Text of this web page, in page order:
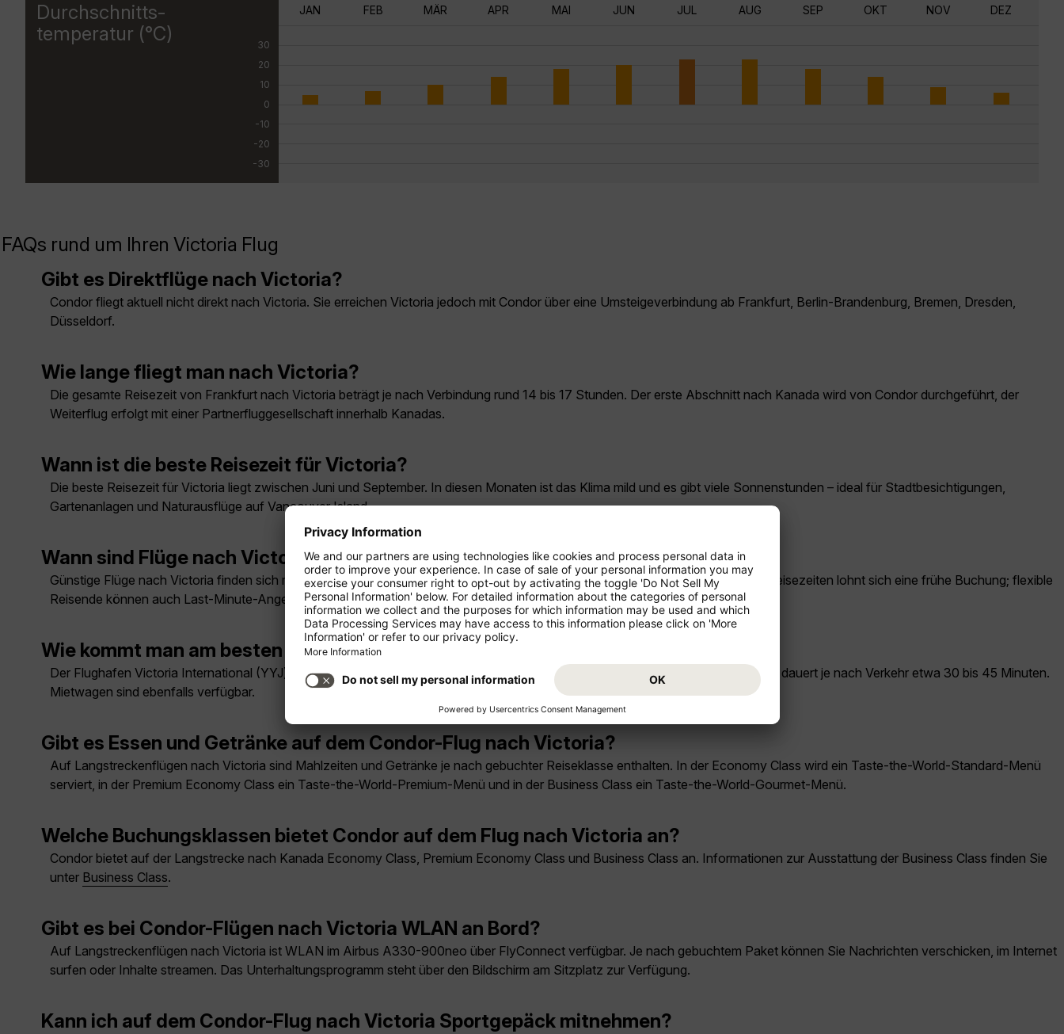
Durchschnitts-
temperatur (°C)
30
20
10
0
-10
-20
-30
JAN FEB MÄR APR MAI JUN JUL AUG SEP OKT NOV DEZ
FAQs rund um Ihren Victoria Flug
Gibt es Direktflüge nach Victoria?
Condor fliegt aktuell nicht direkt nach Victoria. Sie erreichen Victoria jedoch mit Condor über eine Umsteigeverbindung ab Frankfurt, Berlin-Brandenburg, Bremen, Dresden,
Düsseldorf.
Wie lange fliegt man nach Victoria?
Die gesamte Reisezeit von Frankfurt nach Victoria beträgt je nach Verbindung rund 14 bis 17 Stunden. Der erste Abschnitt nach Kanada wird von Condor durchgeführt, der
Weiterflug erfolgt mit einer Partnerfluggesellschaft innerhalb Kanadas.
Wann ist die beste Reisezeit für Victoria?
Die beste Reisezeit für Victoria liegt zwischen Juni und September. In diesen Monaten ist das Klima mild und es gibt viele Sonnenstunden – ideal für Stadtbesichtigungen,
Gartenanlagen und Naturausflüge auf Vancouver Island.
Wann sind Flüge nach Victoria am günstigsten?
Günstige Flüge nach Victoria finden sich meist außerhalb der Ferienzeiten und bei flexiblen Reisedaten. Für stark nachgefragte Reisezeiten lohnt sich eine frühe Buchung; flexible
Reisende können auch Last-Minute-Angebote prüfen.
Wie kommt man am besten vom Flughafen ins Zentrum von Victoria?
Der Flughafen Victoria International (YYJ) liegt rund 25 Kilometer nördlich der Innenstadt. Die Fahrt mit dem Taxi oder Shuttlebus dauert je nach Verkehr etwa 30 bis 45 Minuten.
Mietwagen sind ebenfalls verfügbar.
Gibt es Essen und Getränke auf dem Condor-Flug nach Victoria?
Auf Langstreckenflügen nach Victoria sind Mahlzeiten und Getränke je nach gebuchter Reiseklasse enthalten. In der Economy Class wird ein Taste-the-World-Standard-Menü
serviert, in der Premium Economy Class ein Taste-the-World-Premium-Menü und in der Business Class ein Taste-the-World-Gourmet-Menü.
Welche Buchungsklassen bietet Condor auf dem Flug nach Victoria an?
Condor bietet auf der Langstrecke nach Kanada Economy Class, Premium Economy Class und Business Class an. Informationen zur Ausstattung der Business Class finden Sie
unter Business Class.
Gibt es bei Condor-Flügen nach Victoria WLAN an Bord?
Auf Langstreckenflügen nach Victoria ist WLAN im Airbus A330-900neo über FlyConnect verfügbar. Je nach gebuchtem Paket können Sie Nachrichten verschicken, im Internet
surfen oder Inhalte streamen. Das Unterhaltungsprogramm steht über den Bildschirm am Sitzplatz zur Verfügung.
Kann ich auf dem Condor-Flug nach Victoria Sportgepäck mitnehmen?